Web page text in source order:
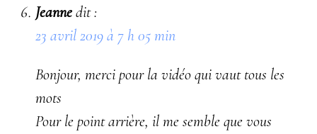
Jeannedit :
23 avril 2019 à 7 h 05 min
Bonjour, merci pour la vidéo qui vaut tous les
mots
Pour le point arrière, il me semble que vous